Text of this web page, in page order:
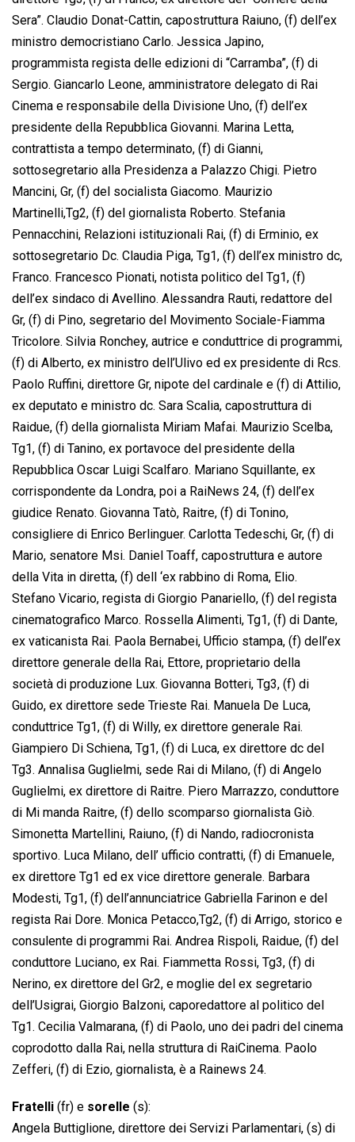
Sera”. Claudio Donat-Cattin, capostruttura Raiuno, (f) dell’ex
ministro democristiano Carlo. Jessica Japino,
programmista regista delle edizioni di “Carramba”, (f) di
Sergio. Giancarlo Leone, amministratore delegato di Rai
Cinema e responsabile della Divisione Uno, (f) dell’ex
presidente della Repubblica Giovanni. Marina Letta,
contrattista a tempo determinato, (f) di Gianni,
sottosegretario alla Presidenza a Palazzo Chigi. Pietro
Mancini, Gr, (f) del socialista Giacomo. Maurizio
Martinelli,Tg2, (f) del giornalista Roberto. Stefania
Pennacchini, Relazioni istituzionali Rai, (f) di Erminio, ex
sottosegretario Dc. Claudia Piga, Tg1, (f) dell’ex ministro dc,
Franco. Francesco Pionati, notista politico del Tg1, (f)
dell’ex sindaco di Avellino. Alessandra Rauti, redattore del
Gr, (f) di Pino, segretario del Movimento Sociale-Fiamma
Tricolore. Silvia Ronchey, autrice e conduttrice di programmi,
(f) di Alberto, ex ministro dell’Ulivo ed ex presidente di Rcs.
Paolo Ruffini, direttore Gr, nipote del cardinale e (f) di Attilio,
ex deputato e ministro dc. Sara Scalia, capostruttura di
Raidue, (f) della giornalista Miriam Mafai. Maurizio Scelba,
Tg1, (f) di Tanino, ex portavoce del presidente della
Repubblica Oscar Luigi Scalfaro. Mariano Squillante, ex
corrispondente da Londra, poi a RaiNews 24, (f) dell’ex
giudice Renato. Giovanna Tatò, Raitre, (f) di Tonino,
consigliere di Enrico Berlinguer. Carlotta Tedeschi, Gr, (f) di
Mario, senatore Msi. Daniel Toaff, capostruttura e autore
della Vita in diretta, (f) dell ‘ex rabbino di Roma, Elio.
Stefano Vicario, regista di Giorgio Panariello, (f) del regista
cinematografico Marco. Rossella Alimenti, Tg1, (f) di Dante,
ex vaticanista Rai. Paola Bernabei, Ufficio stampa, (f) dell’ex
direttore generale della Rai, Ettore, proprietario della
società di produzione Lux. Giovanna Botteri, Tg3, (f) di
Guido, ex direttore sede Trieste Rai. Manuela De Luca,
conduttrice Tg1, (f) di Willy, ex direttore generale Rai.
Giampiero Di Schiena, Tg1, (f) di Luca, ex direttore dc del
Tg3. Annalisa Guglielmi, sede Rai di Milano, (f) di Angelo
Guglielmi, ex direttore di Raitre. Piero Marrazzo, conduttore
di Mi manda Raitre, (f) dello scomparso giornalista Giò.
Simonetta Martellini, Raiuno, (f) di Nando, radiocronista
sportivo. Luca Milano, dell’ ufficio contratti, (f) di Emanuele,
ex direttore Tg1 ed ex vice direttore generale. Barbara
Modesti, Tg1, (f) dell’annunciatrice Gabriella Farinon e del
regista Rai Dore. Monica Petacco,Tg2, (f) di Arrigo, storico e
consulente di programmi Rai. Andrea Rispoli, Raidue, (f) del
conduttore Luciano, ex Rai. Fiammetta Rossi, Tg3, (f) di
Nerino, ex direttore del Gr2, e moglie del ex segretario
dell’Usigrai, Giorgio Balzoni, caporedattore al politico del
Tg1. Cecilia Valmarana, (f) di Paolo, uno dei padri del cinema
coprodotto dalla Rai, nella struttura di RaiCinema. Paolo
Zefferi, (f) di Ezio, giornalista, è a Rainews 24.
Fratelli (fr) e sorelle (s):
Angela Buttiglione, direttore dei Servizi Parlamentari, (s) di